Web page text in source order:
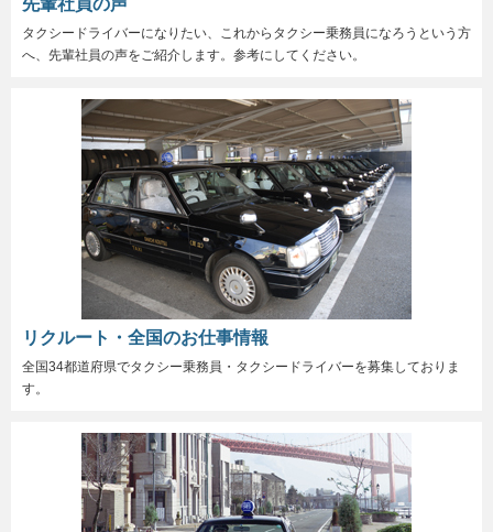
タクシードライバーになりたい、これからタクシー乗務員になろうという方
へ、先輩社員の声をご紹介します。参考にしてください。
リクルート・全国のお仕事情報
全国34都道府県でタクシー乗務員・タクシードライバーを募集しておりま
す。